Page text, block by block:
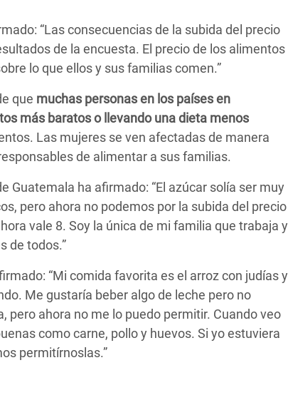
“Las consecuencias de la subida del precio
de la encuesta. El precio de los alimentos
lo que ellos y sus familias comen.”
que muchas personas en los países en
más baratos o llevando una dieta menos
Las mujeres se ven afectadas de manera
de alimentar a sus familias.
Guatemala ha afirmado: “El azúcar solía ser muy
pero ahora no podemos por la subida del precio
vale 8. Soy la única de mi familia que trabaja y
de todos.”
“Mi comida favorita es el arroz con judías y
Me gustaría beber algo de leche pero no
pero ahora no me lo puedo permitir. Cuando veo
como carne, pollo y huevos. Si yo estuviera
permitírnoslas.”